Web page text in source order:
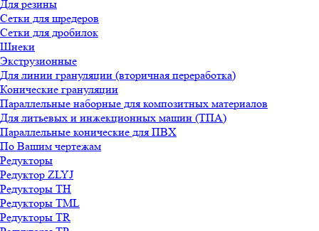
Для резины
Сетки для шредеров
Сетки для дробилок
Шнеки
Экструзионные
Для линии грануляции (вторичная переработка)
Конические грануляции
Параллельные наборные для композитных материалов
Для литьевых и инжекционных машин (ТПА)
Параллельные конические для ПВХ
По Вашим чертежам
Редукторы
Редуктор ZLYJ
Редукторы TH
Редукторы TML
Редукторы TR